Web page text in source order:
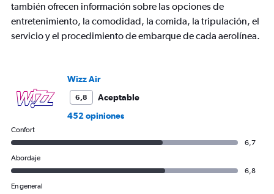
axes
displaying
Avg.
flights.
también ofrecen información sobre las opciones de
entretenimiento, la comodidad, la comida, la tripulación, el
servicio y el procedimiento de embarque de cada aerolínea.
Wizz Air
6,8
Aceptable
452 opiniones
Confort
6,7
Abordaje
6,8
En general